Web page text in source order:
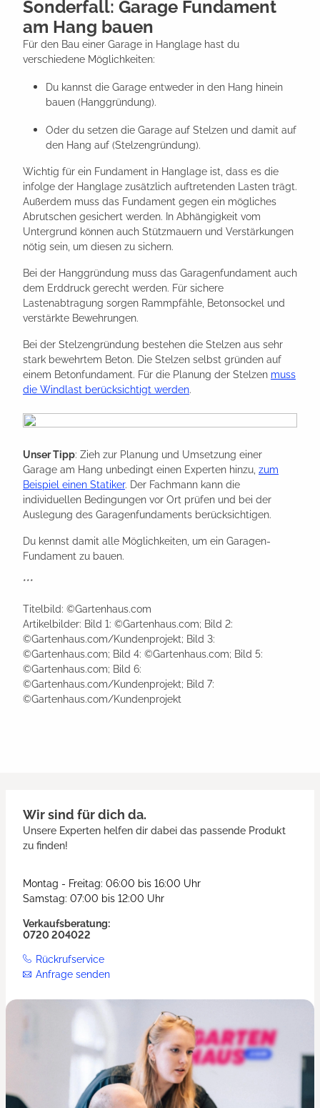
Sonderfall: Garage Fundament
am Hang bauen
Für den Bau einer Garage in Hanglage hast du
verschiedene Möglichkeiten:
Du kannst die Garage entweder in den Hang hinein
bauen (Hanggründung).
Oder du setzen die Garage auf Stelzen und damit auf
den Hang auf (Stelzengründung).
Wichtig für ein Fundament in Hanglage ist, dass es die
infolge der Hanglage zusätzlich auftretenden Lasten trägt.
Außerdem muss das Fundament gegen ein mögliches
Abrutschen gesichert werden. In Abhängigkeit vom
Untergrund können auch Stützmauern und Verstärkungen
nötig sein, um diesen zu sichern.
Bei der Hanggründung muss das Garagenfundament auch
dem Erddruck gerecht werden. Für sichere
Lastenabtragung sorgen Rammpfähle, Betonsockel und
verstärkte Bewehrungen.
Bei der Stelzengründung bestehen die Stelzen aus sehr
stark bewehrtem Beton. Die Stelzen selbst gründen auf
einem Betonfundament. Für die Planung der Stelzen muss
die Windlast berücksichtigt werden.
Unser Tipp: Zieh zur Planung und Umsetzung einer
Garage am Hang unbedingt einen Experten hinzu, zum
Beispiel einen Statiker. Der Fachmann kann die
individuellen Bedingungen vor Ort prüfen und bei der
Auslegung des Garagenfundaments berücksichtigen.
Du kennst damit alle Möglichkeiten, um ein Garagen-
Fundament zu bauen.
***
Titelbild: ©Gartenhaus.com
Artikelbilder: Bild 1: ©Gartenhaus.com; Bild 2:
©Gartenhaus.com/Kundenprojekt; Bild 3:
©Gartenhaus.com; Bild 4: ©Gartenhaus.com; Bild 5:
©Gartenhaus.com; Bild 6:
©Gartenhaus.com/Kundenprojekt; Bild 7:
©Gartenhaus.com/Kundenprojekt
Wir sind für dich da.
Unsere Experten helfen dir dabei das passende Produkt
zu finden!
Montag - Freitag: 06:00 bis 16:00 Uhr
Samstag: 07:00 bis 12:00 Uhr
Verkaufsberatung:
0720 204022
Rückrufservice
Anfrage senden